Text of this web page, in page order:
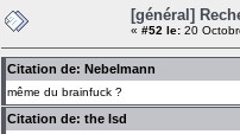
[général]
« #52 le: 20
Citation de: Nebelmann
même du brainfuck ?
Citation de: the lsd